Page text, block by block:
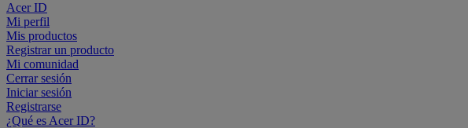
Acer ID
Mi perfil
Mis productos
Registrar un producto
Mi comunidad
Cerrar sesión
Iniciar sesión
Registrarse
¿Qué es Acer ID?